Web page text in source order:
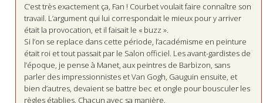
C’est très exactement ça, Fan ! Courbet voulait faire connaître son
travail. L’argument qui lui correspondait le mieux pour y arriver
était la provocation, et il faisait le « buzz ».
Si l’on se replace dans cette période, l’académisme en peinture
était roi et tout passait par le Salon officiel. Les avant-gardistes de
l’époque, je pense à Manet, aux peintres de Barbizon, sans
parler des impressionnistes et Van Gogh, Gauguin ensuite, et
bien d’autres, devaient se battre bec et ongle pour bousculer les
règles établies. Chacun avec sa manière.